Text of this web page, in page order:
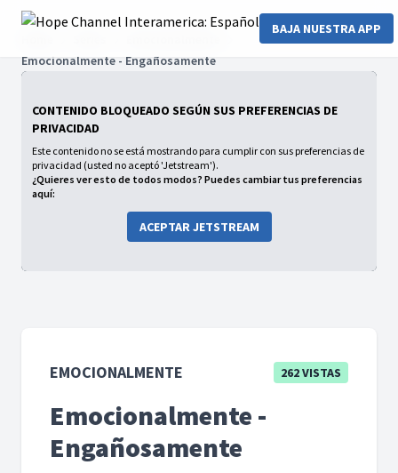
BAJA NUESTRA APP
Emocionalmente - Engañosamente
CONTENIDO BLOQUEADO SEGÚN SUS PREFERENCIAS DE
PRIVACIDAD
Este contenido no se está mostrando para cumplir con sus preferencias de
privacidad (usted no aceptó 'Jetstream').
¿Quieres ver esto de todos modos? Puedes cambiar tus preferencias
aquí:
ACEPTAR JETSTREAM
EMOCIONALMENTE 262 VISTAS
Emocionalmente -
Engañosamente